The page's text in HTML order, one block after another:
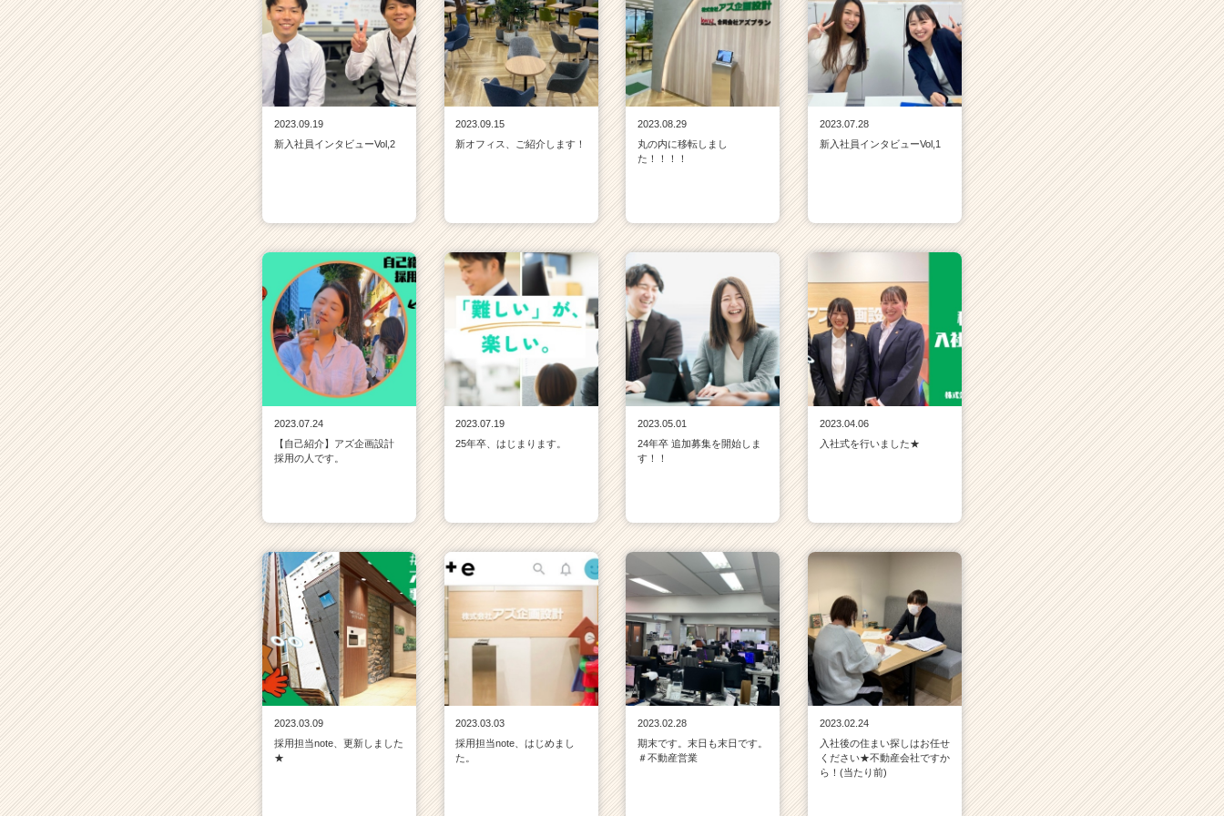
2023.09.19
新入社員インタビューVol,2
2023.09.15
新オフィス、ご紹介します！
2023.08.29
丸の内に移転しまし
た！！！！
2023.07.28
新入社員インタビューVol,1
2023.07.24
【自己紹介】アズ企画設計
採用の人です。
2023.07.19
25年卒、はじまります。
2023.05.01
24年卒 追加募集を開始しま
す！！
2023.04.06
入社式を行いました★
2023.03.09
採用担当note、更新しました
★
2023.03.03
採用担当note、はじめまし
た。
2023.02.28
期末です。末日も末日です。
＃不動産営業
2023.02.24
入社後の住まい探しはお任せ
ください★不動産会社ですか
ら！(当たり前)